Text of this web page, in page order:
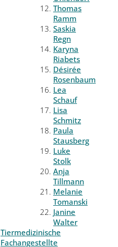
Thomas
Ramm
Saskia
Regn
Karyna
Riabets
Désirée
Rosenbaum
Lea
Schauf
Lisa
Schmitz
Paula
Stausberg
Luke
Stolk
Anja
Tillmann
Melanie
Tomanski
Janine
Walter
Tiermedizinische
Fachangestellte